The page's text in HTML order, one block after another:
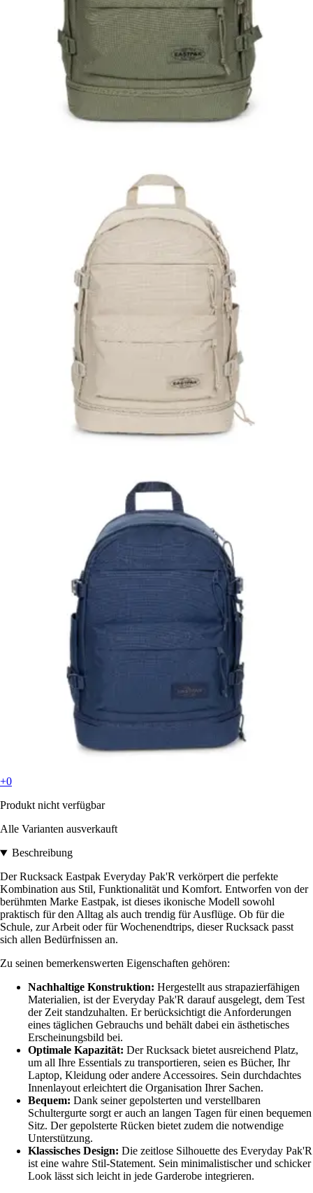
+0
Produkt nicht verfügbar
Alle Varianten ausverkauft
Beschreibung
Der Rucksack Eastpak Everyday Pak'R verkörpert die perfekte
Kombination aus Stil, Funktionalität und Komfort. Entworfen von der
berühmten Marke Eastpak, ist dieses ikonische Modell sowohl
praktisch für den Alltag als auch trendig für Ausflüge. Ob für die
Schule, zur Arbeit oder für Wochenendtrips, dieser Rucksack passt
sich allen Bedürfnissen an.
Zu seinen bemerkenswerten Eigenschaften gehören:
Nachhaltige Konstruktion: Hergestellt aus strapazierfähigen
Materialien, ist der Everyday Pak'R darauf ausgelegt, dem Test
der Zeit standzuhalten. Er berücksichtigt die Anforderungen
eines täglichen Gebrauchs und behält dabei ein ästhetisches
Erscheinungsbild bei.
Optimale Kapazität: Der Rucksack bietet ausreichend Platz,
um all Ihre Essentials zu transportieren, seien es Bücher, Ihr
Laptop, Kleidung oder andere Accessoires. Sein durchdachtes
Innenlayout erleichtert die Organisation Ihrer Sachen.
Bequem: Dank seiner gepolsterten und verstellbaren
Schultergurte sorgt er auch an langen Tagen für einen bequemen
Sitz. Der gepolsterte Rücken bietet zudem die notwendige
Unterstützung.
Klassisches Design: Die zeitlose Silhouette des Everyday Pak'R
ist eine wahre Stil-Statement. Sein minimalistischer und schicker
Look lässt sich leicht in jede Garderobe integrieren.